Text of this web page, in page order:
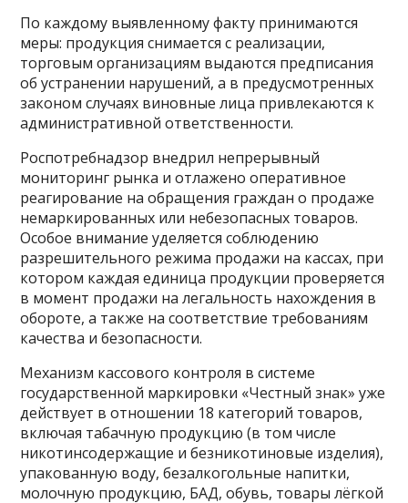
По каждому выявленному факту принимаются
меры: продукция снимается с реализации,
торговым организациям выдаются предписания
об устранении нарушений, а в предусмотренных
законом случаях виновные лица привлекаются к
административной ответственности.
Роспотребнадзор внедрил непрерывный
мониторинг рынка и отлажено оперативное
реагирование на обращения граждан о продаже
немаркированных или небезопасных товаров.
Особое внимание уделяется соблюдению
разрешительного режима продажи на кассах, при
котором каждая единица продукции проверяется
в момент продажи на легальность нахождения в
обороте, а также на соответствие требованиям
качества и безопасности.
Механизм кассового контроля в системе
государственной маркировки «Честный знак» уже
действует в отношении 18 категорий товаров,
включая табачную продукцию (в том числе
никотинсодержащие и безникотиновые изделия),
упакованную воду, безалкогольные напитки,
молочную продукцию, БАД, обувь, товары лёгкой